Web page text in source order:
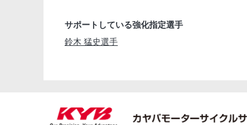
サポートしている強化指定選手
鈴木 猛史選手